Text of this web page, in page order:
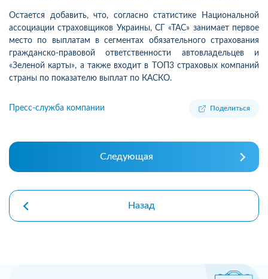
Остается добавить, что, согласно статистике Национальной
ассоциации страховщиков Украины, СГ «ТАС» занимает первое
место по выплатам в сегментах обязательного страхования
гражданско-правовой ответственности автовладельцев и
«Зеленой карты», а также входит в ТОП3 страховых компаний
страны по показателю выплат по КАСКО.
Пресс-служба компании Поделиться
Следующая
Назад